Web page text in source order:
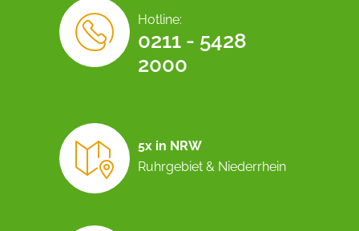
Hotline:
0211 - 5428
2000
5x in NRW
Ruhrgebiet & Niederrhein